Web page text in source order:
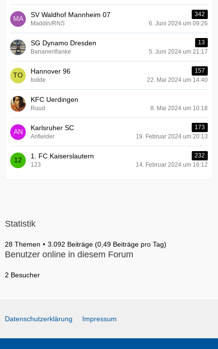
SV Waldhof Mannheim 07
342
Maddin/RNS
6. Juni 2024 um 09:26
SG Dynamo Dresden
13
Bananenflanke
5. Juni 2024 um 21:17
Hannover 96
157
todde
22. Mai 2024 um 14:40
KFC Uerdingen
Ruud 8. Mai 2024 um 10:18
Karlsruher SC
173
Anfielder
19. Februar 2024 um 20:13
1. FC Kaiserslautern
232
123
14. Februar 2024 um 16:12
Statistik
28 Themen 3.092 Beiträge (0,49 Beiträge pro Tag)
Benutzer online in diesem Forum
2 Besucher
Datenschutzerklärung Impressum